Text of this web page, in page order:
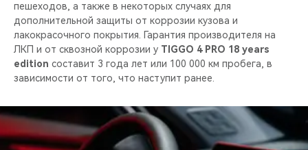
пешеходов, а также в некоторых случаях для
дополнительной защиты от коррозии кузова и
лакокрасочного покрытия. Гарантия производителя на
ЛКП и от сквозной коррозии у TIGGO 4 PRO 18 years
edition составит 3 года лет или 100 000 км пробега, в
зависимости от того, что наступит ранее.